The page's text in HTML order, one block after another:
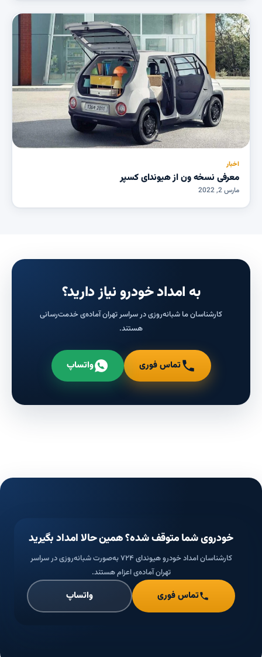
اخبار
معرفی نسخه ون از هیوندای کسپر
مارس 2, 2022
به امداد خودرو نیاز دارید؟
کارشناسان ما شبانه‌روزی در سراسر تهران آماده‌ی خدمت‌رسانی
هستند.
تماس فوری واتساپ
خودروی شما متوقف شده؟ همین حالا امداد بگیرید
کارشناسان امداد خودرو هیوندای ۷۲۴ به‌صورت شبانه‌روزی در سراسر
تهران آماده‌ی اعزام هستند.
تماس فوری واتساپ